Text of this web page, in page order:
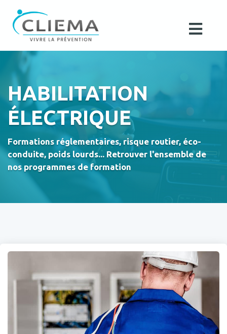
HABILITATION
ÉLECTRIQUE
Formations réglementaires, risque routier, éco-
conduite, poids lourds... Retrouver l'ensemble de
nos programmes de formation